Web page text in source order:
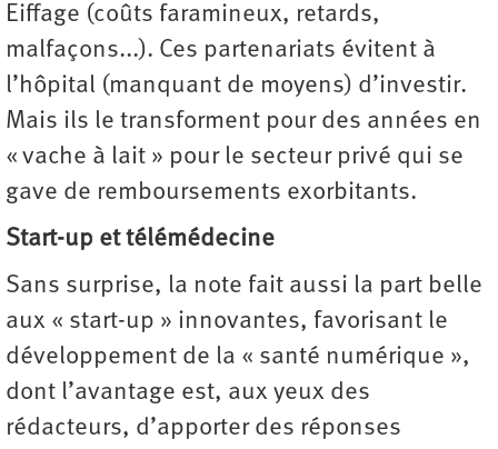
Eiffage (coûts faramineux, retards,
malfaçons...). Ces partenariats évitent à
l’hôpital (manquant de moyens) d’investir.
Mais ils le transforment pour des années en
« vache à lait » pour le secteur privé qui se
gave de remboursements exorbitants.
Start-up et télémédecine
Sans surprise, la note fait aussi la part belle
aux « start-up » innovantes, favorisant le
développement de la « santé numérique »,
dont l’avantage est, aux yeux des
rédacteurs, d’apporter des réponses